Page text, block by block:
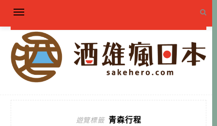
遊覽標籤 青森行程